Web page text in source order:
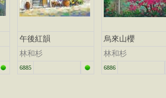
午後紅韻
林和杉
6885
烏來山櫻
林和杉
6886